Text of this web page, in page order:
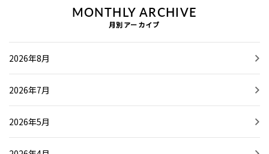
MONTHLY ARCHIVE
月別アーカイブ
2026年8月
2026年7月
2026年5月